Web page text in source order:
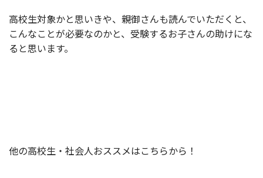
高校生対象かと思いきや、親御さんも読んでいただくと、
こんなことが必要なのかと、受験するお子さんの助けにな
ると思います。
他の高校生・社会人おススメはこちらから！